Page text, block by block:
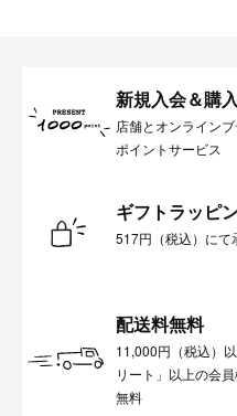
新規入会＆購
店舗とオンライン
ポイントサービス
ギフトラッピ
517円（税込）にて
配送料無料
11,000円（税込）
リート」以上の会
無料